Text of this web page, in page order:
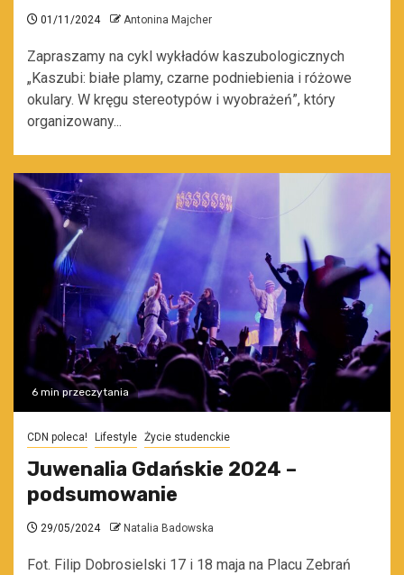
01/11/2024 Antonina Majcher
Zapraszamy na cykl wykładów kaszubologicznych
„Kaszubi: białe plamy, czarne podniebienia i różowe
okulary. W kręgu stereotypów i wyobrażeń”, który
organizowany...
6 min przeczytania
CDN poleca! Lifestyle Życie studenckie
Juwenalia Gdańskie 2024 –
podsumowanie
29/05/2024 Natalia Badowska
Fot. Filip Dobrosielski 17 i 18 maja na Placu Zebrań